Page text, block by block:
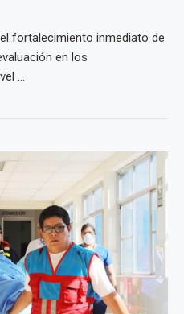
fortalecimiento inmediato de
en los
...